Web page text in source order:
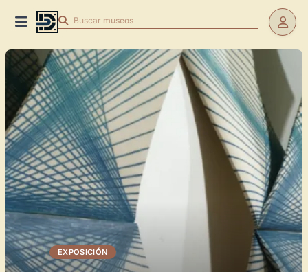
Buscar museos
EXPOSICIÓN